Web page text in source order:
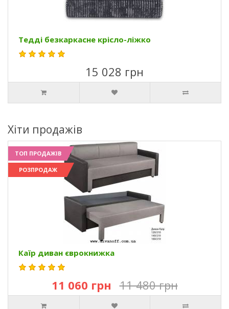
Тедді безкаркасне крісло-ліжко
15 028 грн
Хіти продажів
ТОП ПРОДАЖІВ
РОЗПРОДАЖ
Каїр диван єврокнижка
11 060 грн 11 480 грн